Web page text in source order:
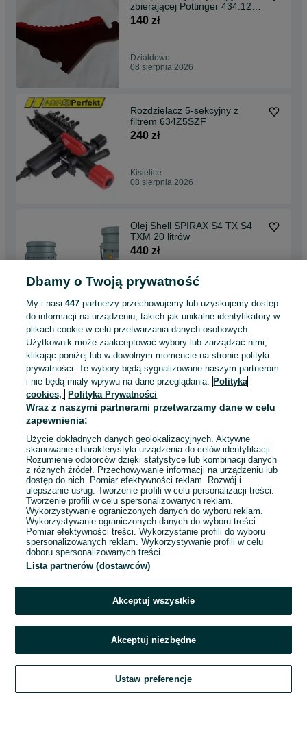
zbierającej Pottinger 434.126
Oryginał Jumbo
140 zł
Działdowo
08 sierpnia 2026
Rozdzielacz 5-sekcyjny z
filtrem 634Z5SZF
240 zł
Kisielice
08 sierpnia 2026
Olej Shell SPIRAX S4 TX S4
TXM 20 litrów
440 zł
Działdowo
Części do paszowozów
STORTI dunker husky boxer
dogo dobermann pointer
70 zł
Starogard Gdański
08 sierpnia 2026
1 2 3 ... 37
Zadzwoń / SMS
Szukaj Obserwujesz Dodaj Czat Konto
Dbamy o Twoją prywatność
My i nasi447 partnerzy przechowujemy lub uzyskujemy dostęp
do informacji na urządzeniu, takich jak unikalne identyfikatory w
plikach cookie w celu przetwarzania danych osobowych.
Użytkownik może zaakceptować wybory lub zarządzać nimi,
klikając poniżej lub w dowolnym momencie na stronie polityki
prywatności. Te wybory będą sygnalizowane naszym partnerom
i nie będą miały wpływu na dane przeglądania. Polityka
cookies,
Polityka Prywatności
Wraz z naszymi partnerami przetwarzamy dane w celu
zapewnienia:
Użycie dokładnych danych geolokalizacyjnych. Aktywne
skanowanie charakterystyki urządzenia do celów identyfikacji.
Rozumienie odbiorców dzięki statystyce lub kombinacji danych
z różnych źródeł. Przechowywanie informacji na urządzeniu lub
dostęp do nich. Pomiar efektywności reklam. Rozwój i
ulepszanie usług. Tworzenie profili w celu personalizacji treści.
Tworzenie profili w celu spersonalizowanych reklam.
Wykorzystywanie ograniczonych danych do wyboru reklam.
Wykorzystywanie ograniczonych danych do wyboru treści.
Pomiar efektywności treści. Wykorzystanie profili do wyboru
spersonalizowanych reklam. Wykorzystywanie profili w celu
doboru spersonalizowanych treści.
Lista partnerów (dostawców)
Akceptuj wszystkie
Akceptuj niezbędne
Ustaw preferencje